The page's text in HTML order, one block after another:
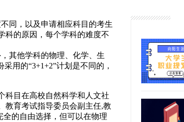
同，以及申请相应科目的考生
科的原因，每个学科的难度不
其他学科的物理、化学、生
用的“3+1+2”计划是不同的，
科目在高校自然科学和人文社
教育考试指导委员会副主任,教
全的自由选择，但可以在物理